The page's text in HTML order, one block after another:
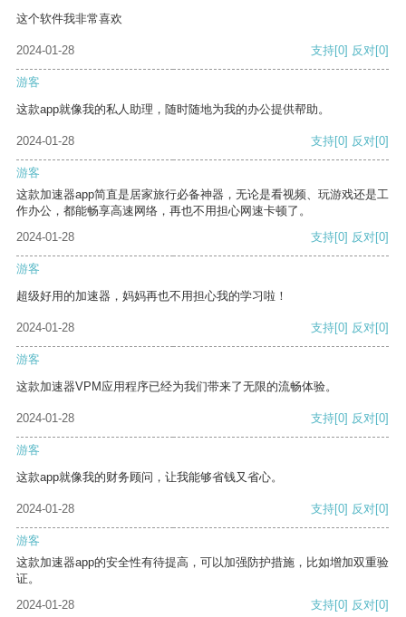
这个软件我非常喜欢
2024-01-28 支持[0] 反对[0]
游客
这款app就像我的私人助理，随时随地为我的办公提供帮助。
2024-01-28 支持[0] 反对[0]
游客
这款加速器app简直是居家旅行必备神器，无论是看视频、玩游戏还是工
作办公，都能畅享高速网络，再也不用担心网速卡顿了。
2024-01-28
支持[0] 反对[0]
游客
超级好用的加速器，妈妈再也不用担心我的学习啦！
2024-01-28 支持[0] 反对[0]
游客
这款加速器VPM应用程序已经为我们带来了无限的流畅体验。
2024-01-28 支持[0] 反对[0]
游客
这款app就像我的财务顾问，让我能够省钱又省心。
2024-01-28 支持[0] 反对[0]
游客
这款加速器app的安全性有待提高，可以加强防护措施，比如增加双重验
证。
2024-01-28
支持[0] 反对[0]